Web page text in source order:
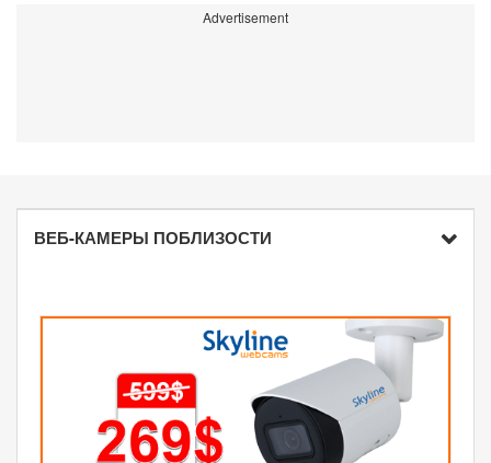
Advertisement
ВЕБ-КАМЕРЫ ПОБЛИЗОСТИ